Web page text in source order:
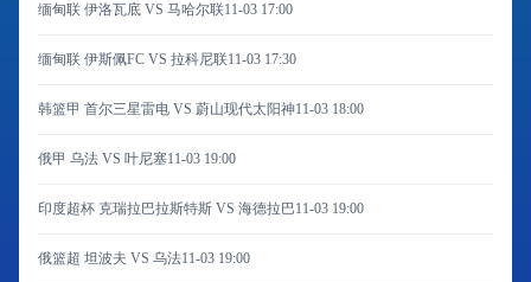
缅甸联 伊洛瓦底 VS 马哈尔联11-03 17:00
缅甸联 伊斯佩FC VS 拉科尼联11-03 17:30
韩篮甲 首尔三星雷电 VS 蔚山现代太阳神11-03 18:00
俄甲 乌法 VS 叶尼塞11-03 19:00
印度超杯 克瑞拉巴拉斯特斯 VS 海德拉巴11-03 19:00
俄篮超 坦波夫 VS 乌法11-03 19:00